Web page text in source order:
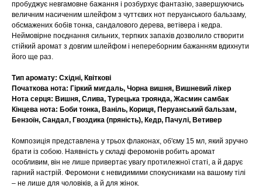
пробуджує невгамовне бажання і розбурхує фантазію, завершуючись
величним насиченим шлейфом з чуттєвих нот перуанського бальзаму,
обсмажених бобів тонка, сандалового дерева, ветівера і кедра.
Неймовірне поєднання сильних, терпких запахів дозволило створити
стійкий аромат з довгим шлейфом і непереборним бажанням вдихнути
його ще раз.
Тип аромату: Східні, Квіткові
Початкова нота: Гіркий мигдаль, Чорна вишня, Вишневий лікер
Нота серця: Вишня, Слива, Турецька троянда, Жасмин самбак
Кінцева нота: Боби тонка, Ваніль, Кориця, Перуанський бальзам,
Бензоїн, Сандал, Гвоздика (пряність), Кедр, Пачулі, Ветивер
Композиція представлена у трьох флаконах, об'єму 15 мл, який зручно
брати із собою. Наявність у складі феромонів робить аромат
особливим, він не лише привертає увагу протилежної статі, а й дарує
гарний настрій. Феромони є невидимими спокусниками на вашому тілі
– не лише для чоловіків, а й для жінок.